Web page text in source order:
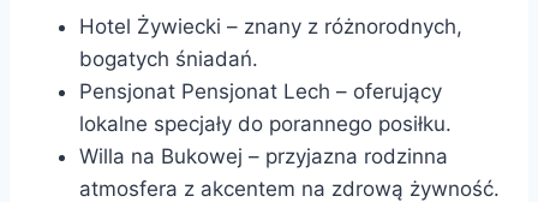
Hotel Żywiecki – znany z różnorodnych,
bogatych śniadań.
Pensjonat Pensjonat Lech – oferujący
lokalne specjały do porannego posiłku.
Willa na Bukowej – przyjazna rodzinna
atmosfera z akcentem na zdrową żywność.